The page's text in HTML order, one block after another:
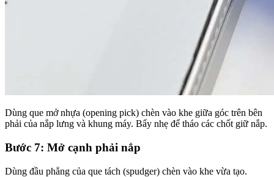
Dùng que mở nhựa (opening pick) chèn vào khe giữa góc trên bên
phải của nắp lưng và khung máy. Bẩy nhẹ để tháo các chốt giữ nắp.
Bước 7: Mở cạnh phải nắp
Dùng đầu phẳng của que tách (spudger) chèn vào khe vừa tạo.